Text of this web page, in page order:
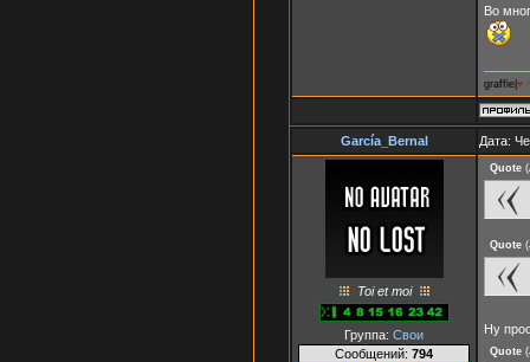
Во
graffie| ♥
García_Bernal Дата:
Toi et moi
Группа: Свои
Сообщений: 794
Quote (
Quote (
Ну
Quote (